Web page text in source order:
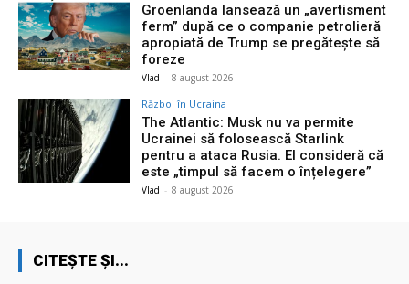
Groenlanda lansează un „avertisment
ferm” după ce o companie petrolieră
apropiată de Trump se pregătește să
foreze
Vlad - 8 august 2026
Război în Ucraina
The Atlantic: Musk nu va permite
Ucrainei să folosească Starlink
pentru a ataca Rusia. El consideră că
este „timpul să facem o înțelegere”
Vlad - 8 august 2026
CITEȘTE ȘI...